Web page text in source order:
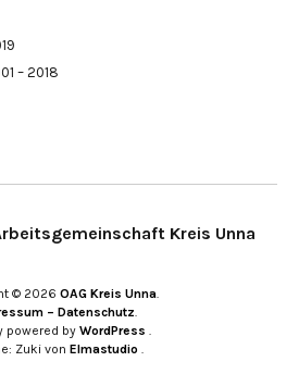
– 2018
Kreis Unna
© 2026 OAG Kreis Unna
– Datenschutz
powered by WordPress
Zuki von Elmastudio